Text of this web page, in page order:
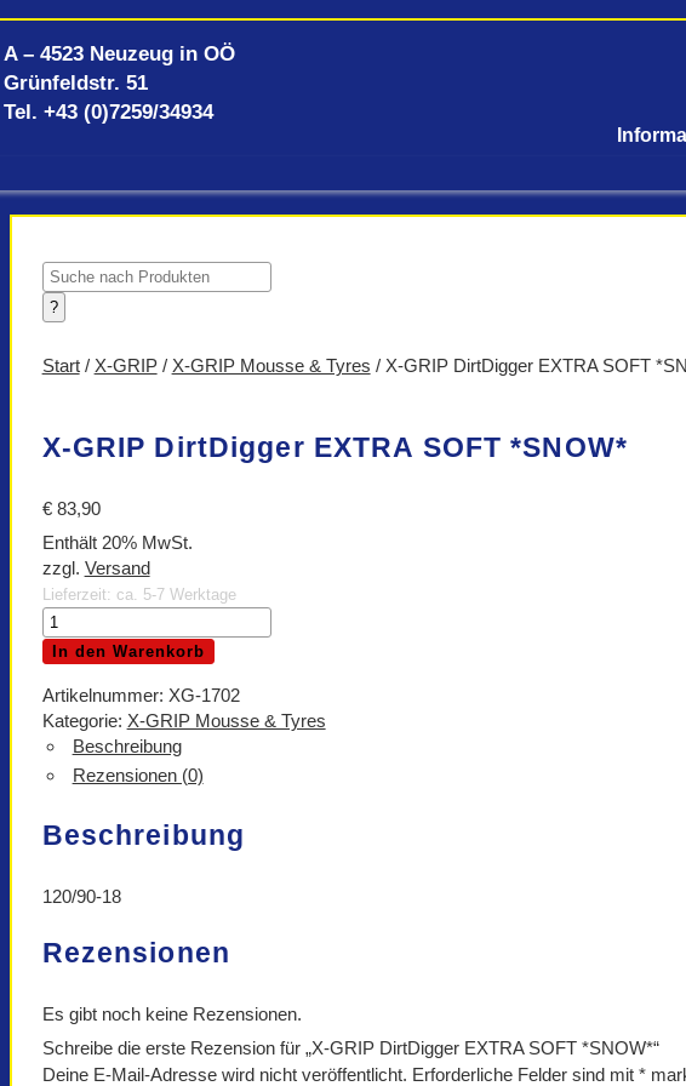
A – 4523 Neuzeug in OÖ
Grünfeldstr. 51
Tel. +43 (0)7259/34934
Products
search
?
Start/ X-GRIP/ X-GRIP Mousse & Tyres / X-GRIP DirtDigger EXTRA SOFT
X-GRIP DirtDigger EXTRA SOFT *SNOW*
€83,90
Enthält 20% MwSt.
zzgl. Versand
Lieferzeit: ca. 5-7 Werktage
X-
GRIP
DirtDigger
EXTRA
SOFT
*SNOW*
Menge
In den Warenkorb
Artikelnummer: XG-1702
Kategorie: X-GRIP Mousse & Tyres
Beschreibung
Rezensionen (0)
Beschreibung
120/90-18
Rezensionen
Es gibt noch keine Rezensionen.
Schreibe die erste Rezension für „X-GRIP DirtDigger EXTRA SOFT *SNOW*“
Deine E-Mail-Adresse wird nicht veröffentlicht. Erforderliche Felder sind mit *